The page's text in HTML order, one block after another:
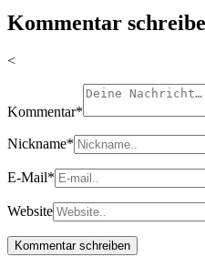
Kommentar
<
Kommentar*
Nickname*
E-Mail*
Website